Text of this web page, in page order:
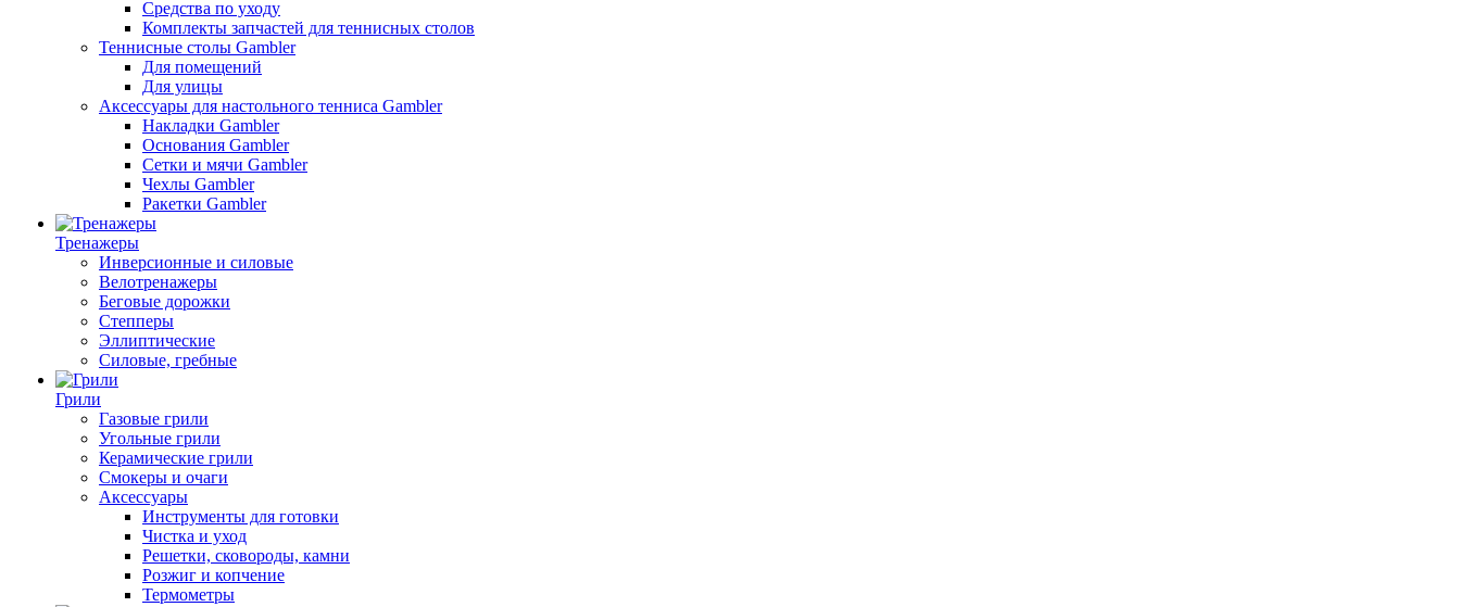
Средства по уходу
Комплекты запчастей для теннисных столов
Теннисные столы Gambler
Для помещений
Для улицы
Аксессуары для настольного тенниса Gambler
Накладки Gambler
Основания Gambler
Сетки и мячи Gambler
Чехлы Gambler
Ракетки Gambler
Тренажеры
Инверсионные и силовые
Велотренажеры
Беговые дорожки
Степперы
Эллиптические
Силовые, гребные
Грили
Газовые грили
Угольные грили
Керамические грили
Смокеры и очаги
Аксессуары
Инструменты для готовки
Чистка и уход
Решетки, сковороды, камни
Розжиг и копчение
Термометры